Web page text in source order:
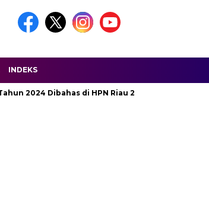
INDEKS
Dibahas di HPN Riau 2025